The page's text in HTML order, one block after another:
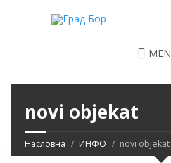
novi objekat
Насловна ИНФО novi objekat